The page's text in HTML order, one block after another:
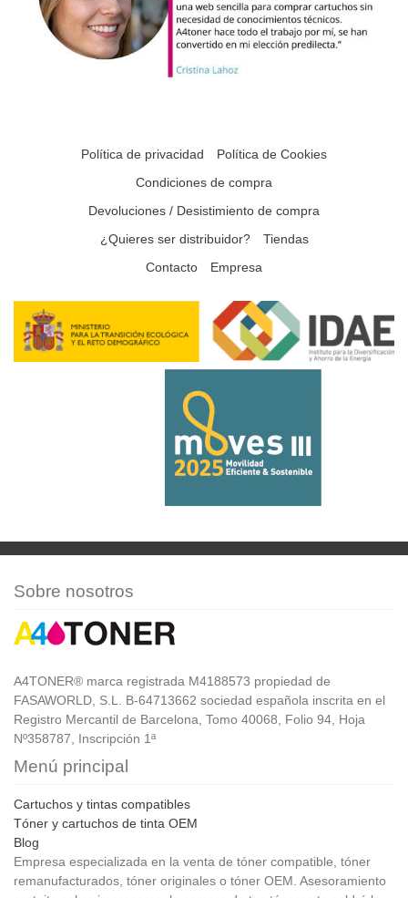
Política de privacidad
Política de Cookies
Condiciones de compra
Devoluciones / Desistimiento de compra
¿Quieres ser distribuidor?
Tiendas
Contacto
Empresa
Sobre nosotros
A4TONER® marca registrada M4188573 propiedad de
FASAWORLD, S.L. B-64713662 sociedad española inscrita en el
Registro Mercantil de Barcelona, Tomo 40068, Folio 94, Hoja
Nº358787, Inscripción 1ª
Menú principal
Cartuchos y tintas compatibles
Tóner y cartuchos de tinta OEM
Blog
Empresa especializada en la venta de tóner compatible, tóner
remanufacturados, tóner originales o tóner OEM. Asesoramiento